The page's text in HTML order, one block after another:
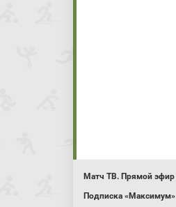
Матч ТВ. Прямой эфир
Подписка «Максимум»